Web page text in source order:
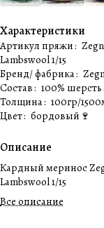
Характеристики
Артикул пряжи:
Lambswool 1/15
Бренд/ фабрика:
Состав: 100% шерсть
Толщина: 100гр/
Цвет: бордовый🍷
Описание
Кардный меринос
Lambswool 1/15
Все описание